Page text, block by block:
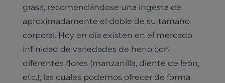
grasa, recomendándose una ingesta de
aproximadamente el doble de su tamaño
corporal. Hoy en día existen en el mercado
infinidad de variedades de heno con
diferentes flores (manzanilla, diente de león,
etc.), las cuales podemos ofrecer de forma